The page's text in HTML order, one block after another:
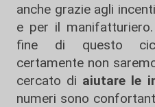
anche grazie agli
e per il
fine di questo
certamente non
cercato di aiutare le
numeri sono